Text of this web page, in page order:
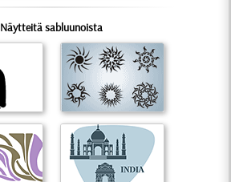
Näytteitä sabluunoista